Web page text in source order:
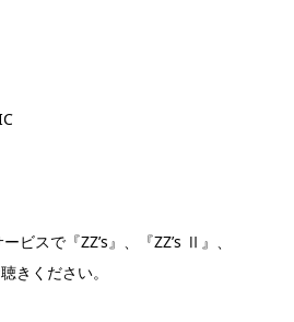
ビスで『ZZ’s』、『ZZ’s Ⅱ』、
きください。